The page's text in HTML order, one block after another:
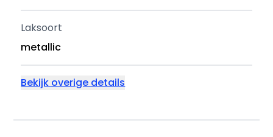
Laksoort
metallic
Bekijk overige details